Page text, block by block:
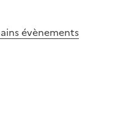
évènements